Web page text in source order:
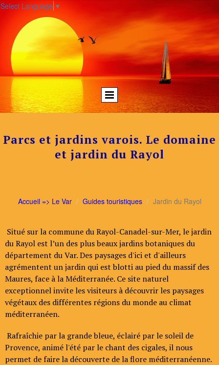
Select Language ▼
Parcs et jardins varois. Le domaine
et jardin du Rayol
Accueil => Le Var Guides touristiques Jardin du Rayol
Situé sur la commune du Rayol-Canadel-sur-Mer, le jardin
du Rayol est l’un des plus beaux jardins botaniques du
département du Var. Des paysages d'ici et d'ailleurs
agrémentent un jardin qui est blotti au pied du massif des
Maures, face à la Méditerranée. Ce site naturel
exceptionnel invite les visiteurs à découvrir les paysages
végétaux des différentes régions du monde au climat
méditerranéen.
Rafraîchie par la grande bleue, éclairé par le soleil de
Provence, animé l'été par le chant des cigales, il nous
permet de faire la découverte de la flore méditerranéenne.